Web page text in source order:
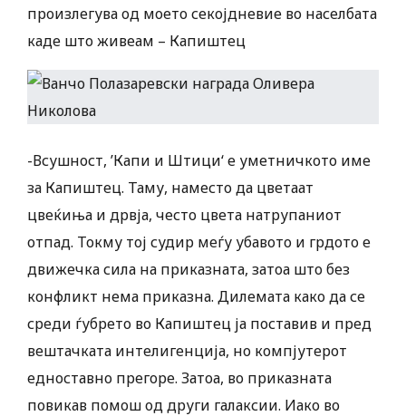
произлегува од моето секојдневие во населбата
каде што живеам – Капиштец
-Всушност, ’Капи и Штици‘ е уметничкото име
за Капиштец. Таму, наместо да цветаат
цвеќиња и дрвја, често цвета натрупаниот
отпад. Токму тој судир меѓу убавото и грдото е
движечка сила на приказната, затоа што без
конфликт нема приказна. Дилемата како да се
среди ѓубрето во Капиштец ја поставив и пред
вештачката интелигенција, но компјутерот
едноставно прегоре. Затоа, во приказната
повикав помош од други галаксии. Иако во